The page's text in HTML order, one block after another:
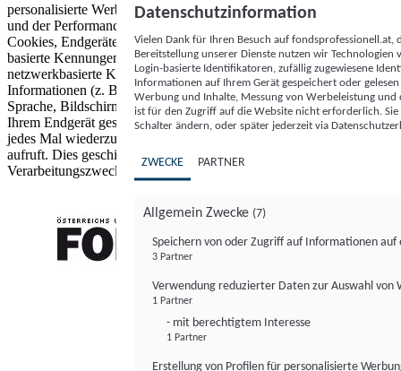
personalisierte Werbung und Inhalte, Messung von Werbeleistung
und der Performance von Inhalten sowie Zielgruppenforschung.
Cookies, Endgeräte- oder ähnliche Online-Kennungen (z. B. login-
basierte Kennungen, zufällig generierte Kennungen,
netzwerkbasierte Kennungen) können zusammen mit anderen
Informationen (z. B. Browsertyp und Browserinformationen,
Sprache, Bildschirmgröße, unterstützte Technologien usw.) auf
Ihrem Endgerät gespeichert oder von dort ausgelesen werden, um es
jedes Mal wiederzuerkennen, wenn es eine App oder einer Webseite
aufruft. Dies geschieht für einen oder mehrere der hier aufgeführten
Verarbeitungszwecke.
Datenschutzinformation
Vielen Dank für Ihren Besuch auf
Bereitstellung unserer Dienste nutzen wir Technologien
Login-basierte Identifikatoren, zufällig zugewiesene
Informationen auf Ihrem Gerät gespeichert oder
Werbung und Inhalte, Messung von Werbeleistung
ist für den Zugriff auf die Website nicht erforderlich.
Schalter ändern, oder später jederzeit via
ZWECKE PARTNER
Allgemein Zwecke (7)
Speichern von oder Zugriff auf Informationen auf
3 Partner
Verwendung reduzierter Daten zur Auswahl von
1 Partner
- mit berechtigtem Interesse
1 Partner
Erstellung von Profilen für personalisierte
FONDS professionell